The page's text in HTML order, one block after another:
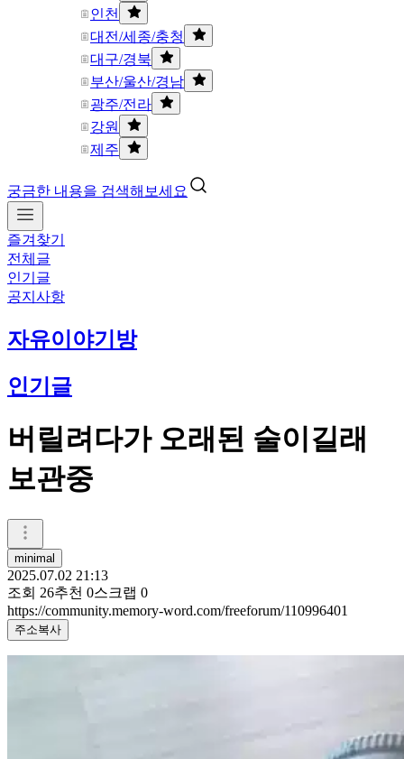
인천
대전/세종/충청
대구/경북
부산/울산/경남
광주/전라
강원
제주
궁금한 내용을 검색해보세요
즐겨찾기
전체글
인기글
공지사항
자유이야기방
인기글
버릴려다가 오래된 술이길래
보관중
minimal
2025.07.02 21:13
조회 26추천 0스크랩 0
https://community.memory-word.com/freeforum/110996401
주소복사